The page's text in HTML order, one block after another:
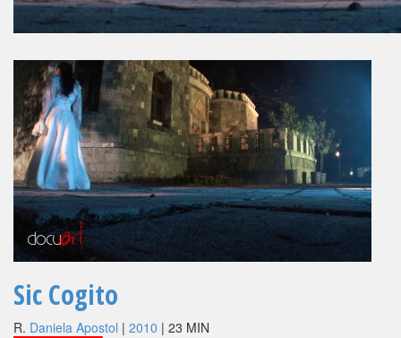
Sic Cogito
R. Daniela Apostol | 2010 | 23 MIN